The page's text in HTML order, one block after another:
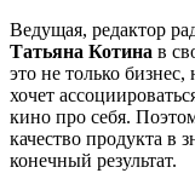
Ведущая, редактор
Татьяна Котина в
это не только
хочет
кино про себя.
качество продукта в
конечный результат.